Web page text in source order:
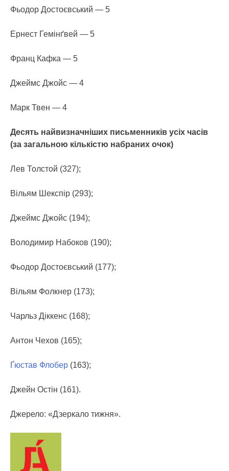
Фьодор Достоєвський — 5
Ернест Гемінґвей — 5
Франц Кафка — 5
Джеймс Джойс — 4
Марк Твен — 4
Десять найвизначніших письменників усіх часів
(за загальною кількістю набраних очок)
Лев Толстой (327);
Вільям Шекспір (293);
Джеймс Джойс (194);
Володимир Набоков (190);
Фьодор Достоєвський (177);
Вільям Фолкнер (173);
Чарльз Діккенс (168);
Антон Чехов (165);
Ґюстав Флобер (163);
Джейн Остін (161).
Джерело: «Дзеркало тижня».